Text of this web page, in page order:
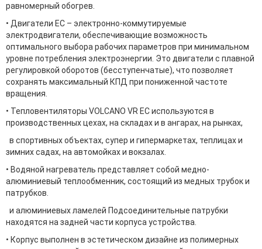
равномерный обогрев.
• Двигатели ЕС – электронно-коммутируемые
электродвигатели, обеспечивающие возможность
оптимального выбора рабочих параметров при минимальном
уровне потребления электроэнергии. Это двигатели с плавной
регулировкой оборотов (бесступенчатые), что позволяет
сохранять максимальный КПД при пониженной частоте
вращения.
• Тепловентиляторы VOLCANO VR ЕС используются в
производственных цехах, на складах и в ангарах, на рынках,
в спортивных объектах, супер и гипермаркетах, теплицах и
зимних садах, на автомойках и вокзалах.
• Водяной нагреватель представляет собой медно-
алюминиевый теплообменник, состоящий из медных трубок и
патрубков.
и алюминиевых ламелей Подсоединительные патрубки
находятся на задней части корпуса устройства.
• Корпус выполнен в эстетическом дизайне из полимерных